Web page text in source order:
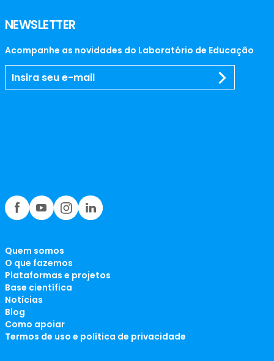
NEWSLETTER
Acompanhe as novidades do Laboratório de Educação
Quem somos
O que fazemos
Plataformas e projetos
Base científica
Notícias
Blog
Como apoiar
Termos de uso e política de privacidade